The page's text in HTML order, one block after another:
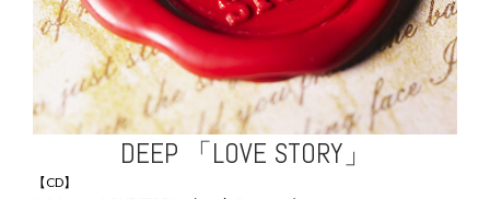
DEEP 「LOVE STORY」
【CD】